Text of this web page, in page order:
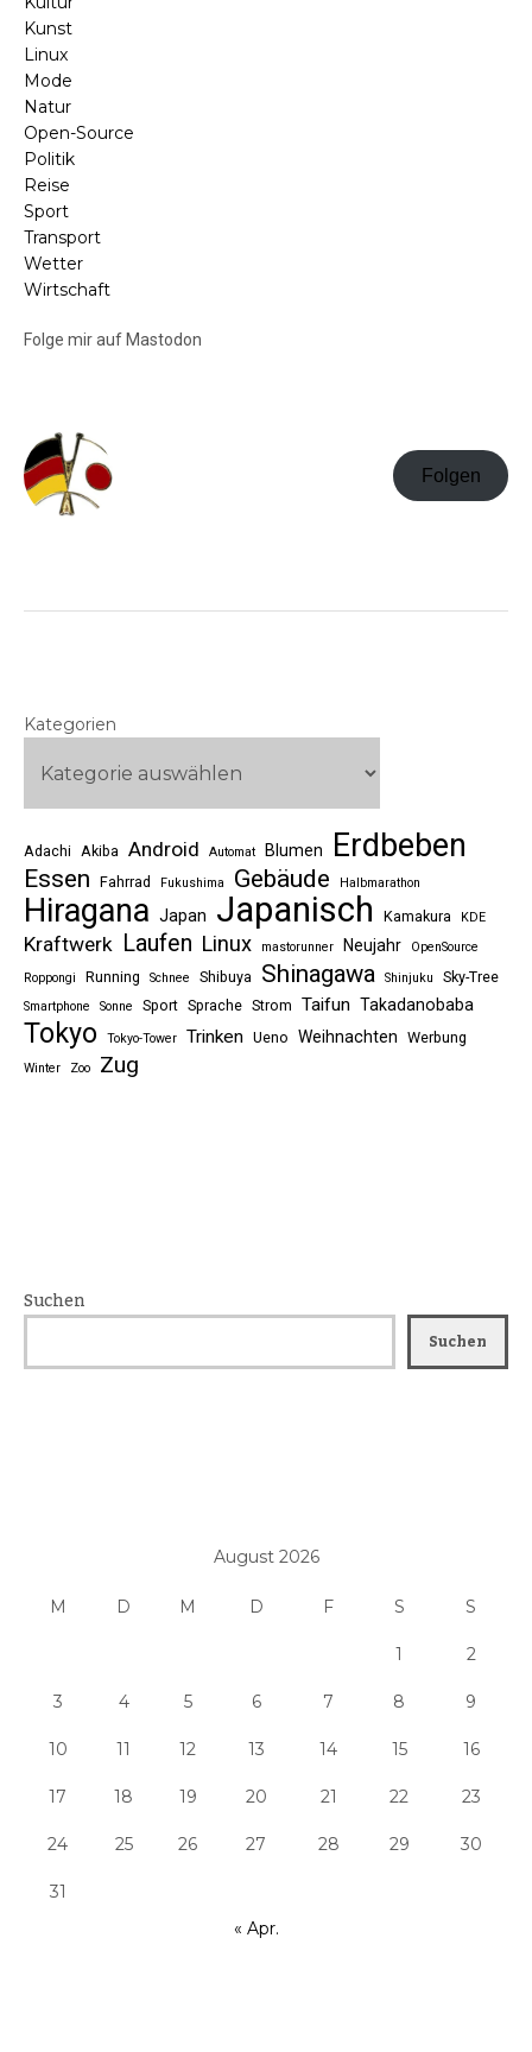
Kunst
Linux
Mode
Natur
Open-Source
Politik
Reise
Sport
Transport
Wetter
Wirtschaft
Folge mir auf Mastodon
Folgen
Kategorien
Adachi Akiba Android Automat Blumen Erdbeben
Essen Fahrrad Fukushima Gebäude Halbmarathon
Hiragana Japan Japanisch Kamakura KDE
Kraftwerk Laufen Linux mastorunner Neujahr
OpenSource
Roppongi
Running Schnee Shibuya Shinagawa Shinjuku Sky-Tree
Smartphone Sonne Sport Sprache Strom Taifun Takadanobaba
Tokyo Tokyo-Tower Trinken Ueno Weihnachten Werbung
Winter Zoo Zug
Suchen
Suchen
August 2026
M D M D F S S
1 2
3 4 5 6 7 8 9
10 11 12 13 14 15 16
17 18 19 20 21 22 23
24 25 26 27 28 29 30
31
« Apr.